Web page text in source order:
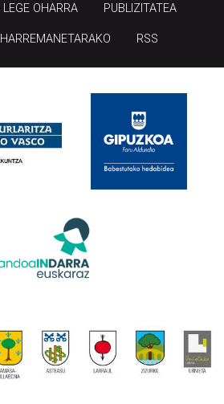
LEGE OHARRA PUBLIZITATEA
HARREMANETARAKO RSS